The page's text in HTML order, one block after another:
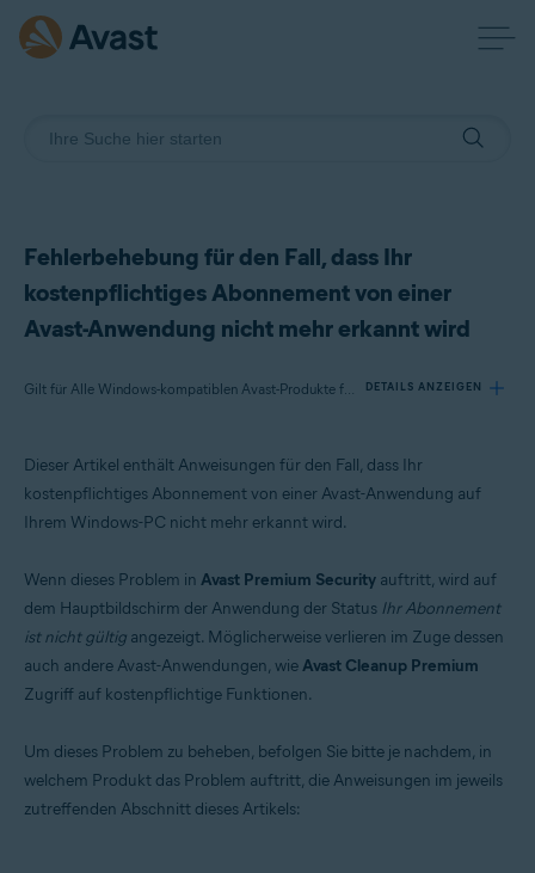
Fehlerbehebung für den Fall, dass Ihr
kostenpflichtiges Abonnement von einer
Avast-Anwendung nicht mehr erkannt wird
Gilt für Alle Windows-kompatiblen Avast-Produkte für Privatanwender DETAILS ANZEIGEN
Microsoft Windows 10 Home/Pro/Enterprise/Education – 32-/64-Bit
Microsoft Windows 8.1 Home/Pro/Enterprise/Education – 32-/64-Bit
Microsoft Windows 8 Home/Pro/Enterprise/Education – 32-/64-Bit
Premium/Professional/Enterprise/Ultimate – Service Pack 2, 32-/64-Bit
Dieser Artikel enthält Anweisungen für den Fall, dass Ihr
kostenpflichtiges Abonnement von einer Avast-Anwendung auf
Ihrem Windows-PC nicht mehr erkannt wird.
Wenn dieses Problem in Avast Premium Security auftritt, wird auf
dem Hauptbildschirm der Anwendung der Status Ihr Abonnement
ist nicht gültig angezeigt. Möglicherweise verlieren im Zuge dessen
auch andere Avast-Anwendungen, wieAvast Cleanup Premium
Zugriff auf kostenpflichtige Funktionen.
Um dieses Problem zu beheben, befolgen Sie bitte je nachdem, in
welchem Produkt das Problem auftritt, die Anweisungen im jeweils
zutreffenden Abschnitt dieses Artikels: